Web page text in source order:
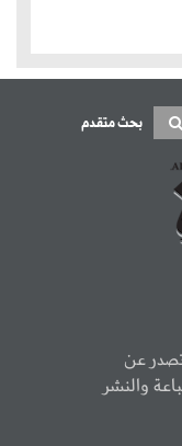
بحث متقدم
عن
والنشر